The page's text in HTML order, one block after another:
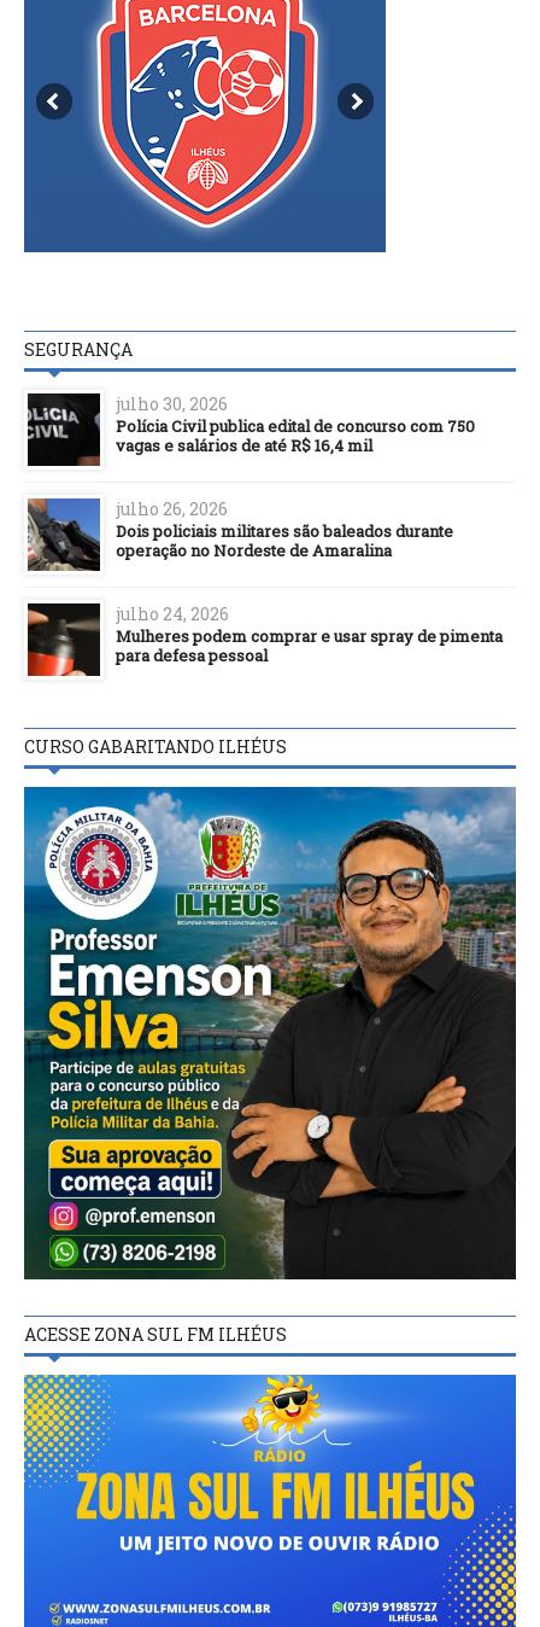
SEGURANÇA
julho 30, 2026
Polícia Civil publica edital de concurso com 750
vagas e salários de até R$ 16,4 mil
julho 26, 2026
Dois policiais militares são baleados durante
operação no Nordeste de Amaralina
julho 24, 2026
Mulheres podem comprar e usar spray de pimenta
para defesa pessoal
CURSO GABARITANDO ILHÉUS
ACESSE ZONA SUL FM ILHÉUS